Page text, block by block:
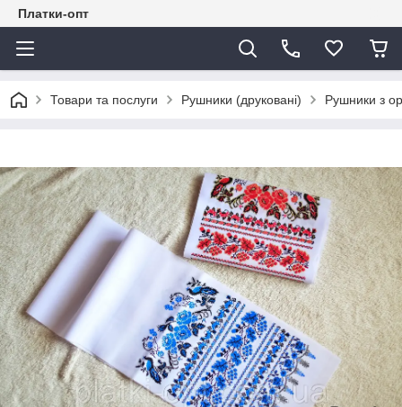
Платки-опт
Товари та послуги Рушники (друковані) Рушники з